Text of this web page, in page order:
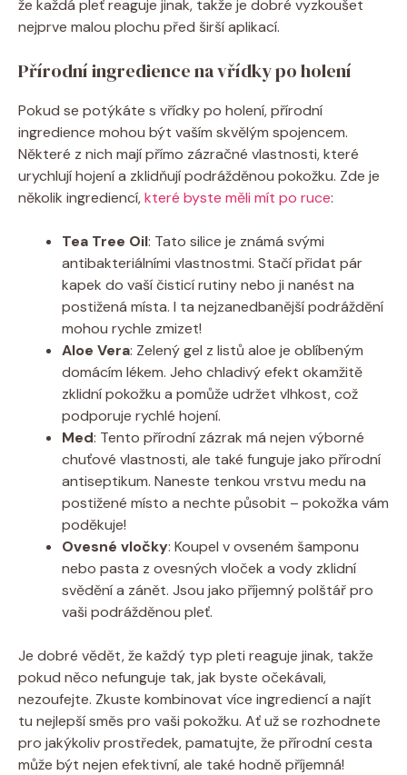
že každá pleť reaguje jinak, takže je dobré vyzkoušet
nejprve malou plochu před širší aplikací.
Přírodní ingredience na vřídky po holení
Pokud se potýkáte s vřídky po holení, přírodní
ingredience mohou být vaším skvělým spojencem.
Některé z nich mají přímo zázračné vlastnosti, které
urychlují hojení a zklidňují podrážděnou pokožku. Zde je
několik ingrediencí,které byste měli mít po ruce:
Tea Tree Oil: Tato silice je známá svými
antibakteriálními vlastnostmi. Stačí přidat pár
kapek do vaší čisticí rutiny nebo ji nanést na
postižená místa. I ta nejzanedbanější podráždění
mohou rychle zmizet!
Aloe Vera: Zelený gel z listů aloe je oblíbeným
domácím lékem. Jeho chladivý efekt okamžitě
zklidní pokožku a pomůže udržet vlhkost, což
podporuje rychlé hojení.
Med: Tento přírodní zázrak má nejen výborné
chuťové vlastnosti, ale také funguje jako přírodní
antiseptikum. Naneste tenkou vrstvu medu na
postižené místo a nechte působit – pokožka vám
poděkuje!
Ovesné vločky: Koupel v ovseném šamponu
nebo pasta z ovesných vloček a vody zklidní
svědění a zánět. Jsou jako příjemný polštář pro
vaši podrážděnou pleť.
Je dobré vědět, že každý typ pleti reaguje jinak, takže
pokud něco nefunguje tak, jak byste očekávali,
nezoufejte. Zkuste kombinovat více ingrediencí a najít
tu nejlepší směs pro vaši pokožku. Ať už se rozhodnete
pro jakýkoliv prostředek, pamatujte, že přírodní cesta
může být nejen efektivní, ale také hodně příjemná!